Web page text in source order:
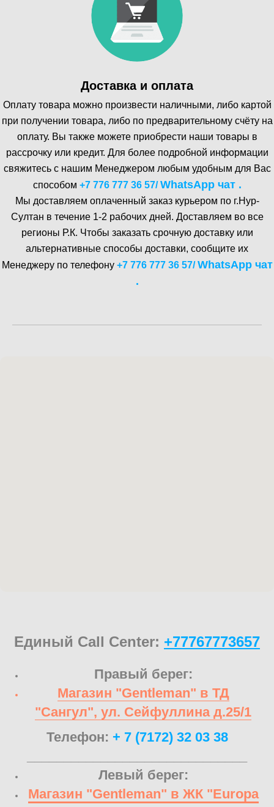
Доставка и оплата
Оплату товара можно произвести наличными, либо картой
при получении товара, либо по предварительному счёту на
оплату. Вы также можете приобрести наши товары в
рассрочку или кредит. Для более подробной информации
свяжитесь с нашим Менеджером любым удобным для Вас
способом +7 776 777 36 57/WhatsA pp чат .
Мы доставляем оплаченный заказ курьером по г.Нур-
Cултан в течение 1-2 рабочих дней. Доставляем во все
регионы Р.К. Чтобы заказать срочную доставку или
альтернативные способы доставки, сообщите их
Менеджеру по телефону +7 776 777 36 57/WhatsA pp чат
.
Единый Call Center: +77767773657
Правый берег:
Магазин "Gentleman" в ТД
"Сангул", ул. Сейфуллина д.25/1
Телефон: + 7 (7172) 32 03 38
Левый берег:
Магазин "Gentleman" в ЖК "Europa